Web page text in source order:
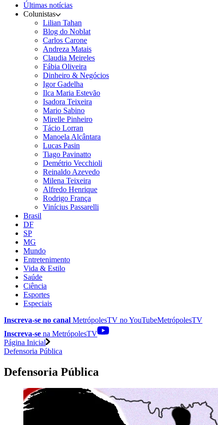
Últimas notícias
Colunistas
Lilian Tahan
Blog do Noblat
Carlos Carone
Andreza Matais
Claudia Meireles
Fábia Oliveira
Dinheiro & Negócios
Igor Gadelha
Ilca Maria Estevão
Isadora Teixeira
Mario Sabino
Mirelle Pinheiro
Tácio Lorran
Manoela Alcântara
Lucas Pasin
Tiago Pavinatto
Demétrio Vecchioli
Reinaldo Azevedo
Milena Teixeira
Alfredo Henrique
Rodrigo França
Vinícius Passarelli
Brasil
DF
SP
MG
Mundo
Entretenimento
Vida & Estilo
Saúde
Ciência
Esportes
Especiais
Inscreva-se no canal MetrópolesTV noYouTubeMetrópolesTV
Inscreva-se na MetrópolesTV
Página Inicial
Defensoria Pública
Defensoria Pública